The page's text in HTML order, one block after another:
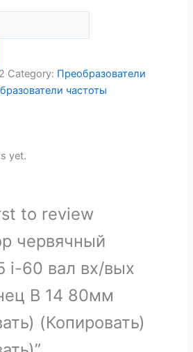
Category: Преобразователи
частоты
yet.
to review
червячный
i-60 вал вх/вых
B 14 80мм
(Копировать)